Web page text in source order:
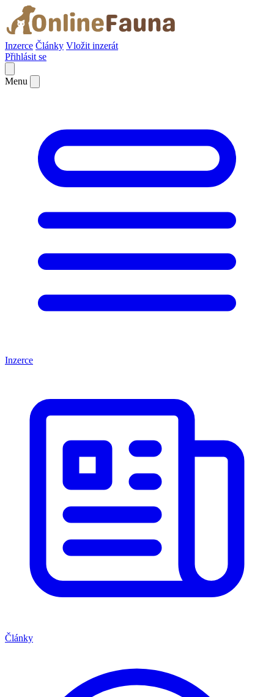
Inzerce Články Vložit inzerát
Přihlásit se
Menu
Inzerce
Články